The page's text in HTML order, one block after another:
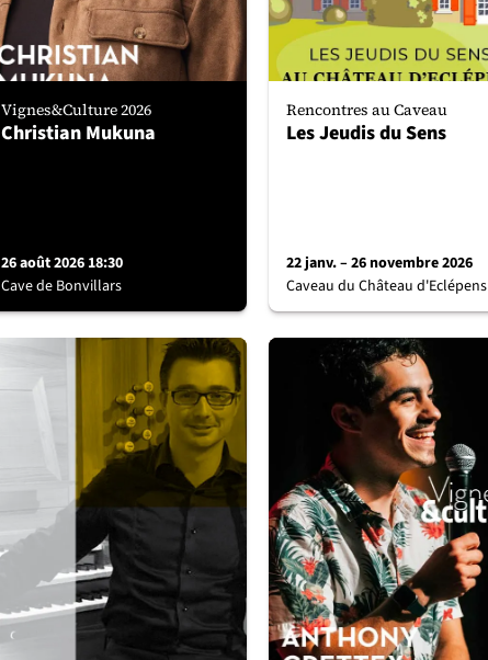
Vignes&Culture 2026
Christian Mukuna
26 août 2026 18:30
Cave de Bonvillars
Rencontres au Caveau
Les Jeudis du Sens
22 janv. – 26 novembre 2026
Caveau du Château d'Eclépens